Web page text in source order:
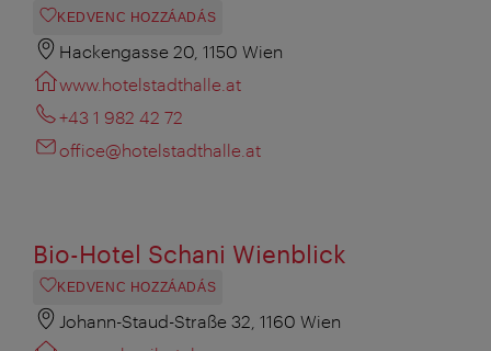
KEDVENC HOZZÁADÁS
Hackengasse 20, 1150 Wien
www.hotelstadthalle.at
+43 1 982 42 72
office@hotelstadthalle.at
Bio-Hotel Schani Wienblick
KEDVENC HOZZÁADÁS
Johann-Staud-Straße 32, 1160 Wien